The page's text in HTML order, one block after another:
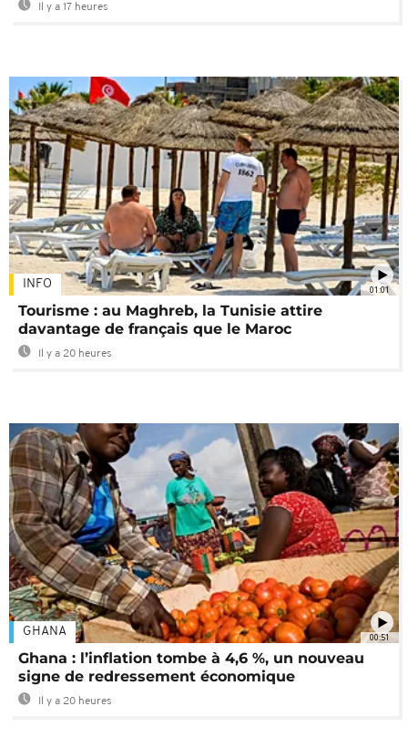
Il y a 17 heures
01:01
INFO
Tourisme : au Maghreb, la Tunisie attire
davantage de français que le Maroc
Il y a 20 heures
00:51
GHANA
Ghana : l’inflation tombe à 4,6 %, un nouveau
signe de redressement économique
Il y a 20 heures